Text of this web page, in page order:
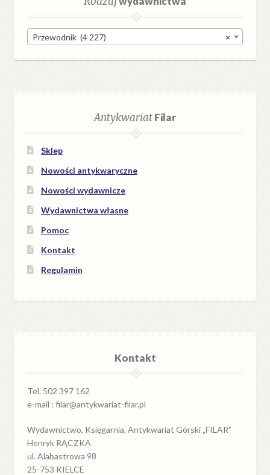
×
Przewodnik (4 227)
AntykwariatFilar
Sklep
Nowości antykwaryczne
Nowości wydawnicze
Wydawnictwa własne
Pomoc
Kontakt
Regulamin
Kontakt
Tel. 502 397 162
e-mail : filar@antykwariat-filar.pl
Wydawnictwo, Księgarnia, Antykwariat Górski „FILAR”
Henryk RĄCZKA
ul. Alabastrowa 98
25-753 KIELCE